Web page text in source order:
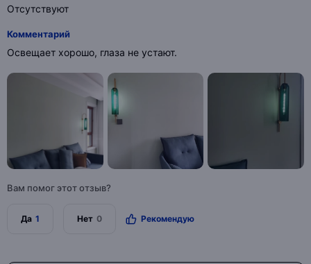
Отсутствуют
Комментарий
Освещает хорошо, глаза не устают.
Вам помог этот отзыв?
Да 1 Нет 0 Рекомендую